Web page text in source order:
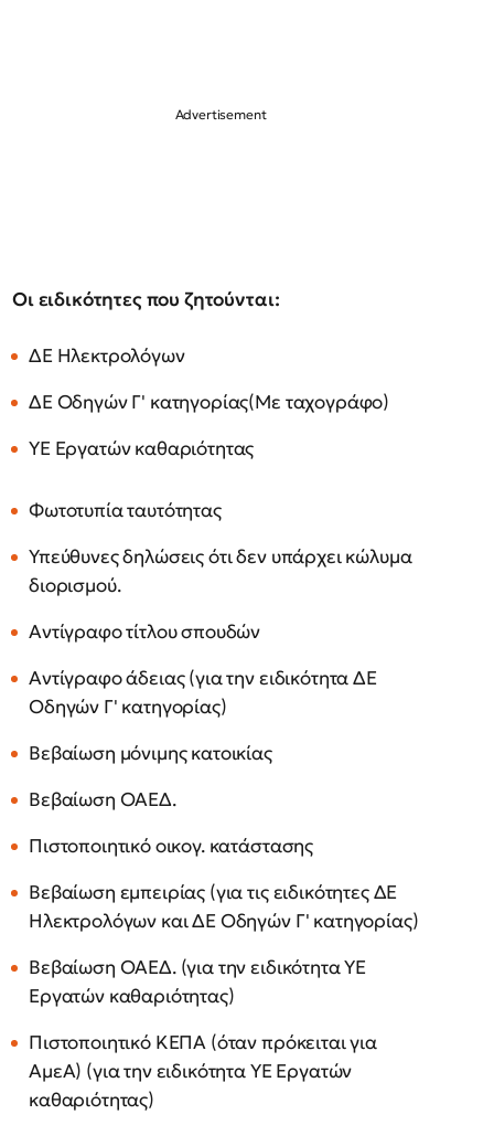
Οι ειδικότητες που ζητούνται:
ΔΕ Ηλεκτρολόγων
ΔΕ Οδηγών Γ' κατηγορίας(Με ταχογράφο)
ΥΕ Εργατών καθαριότητας
Φωτοτυπία ταυτότητας
Υπεύθυνες δηλώσεις ότι δεν υπάρχει κώλυμα
διορισμού.
Αντίγραφο τίτλου σπουδών
Αντίγραφο άδειας (για την ειδικότητα ΔΕ
Οδηγών Γ' κατηγορίας)
Βεβαίωση μόνιμης κατοικίας
Βεβαίωση ΟΑΕΔ.
Πιστοποιητικό οικογ. κατάστασης
Βεβαίωση εμπειρίας (για τις ειδικότητες ΔΕ
Ηλεκτρολόγων και ΔΕ Οδηγών Γ' κατηγορίας)
Βεβαίωση ΟΑΕΔ. (για την ειδικότητα ΥΕ
Εργατών καθαριότητας)
Πιστοποιητικό ΚΕΠΑ (όταν πρόκειται για
ΑμεΑ) (για την ειδικότητα ΥΕ Εργατών
καθαριότητας)